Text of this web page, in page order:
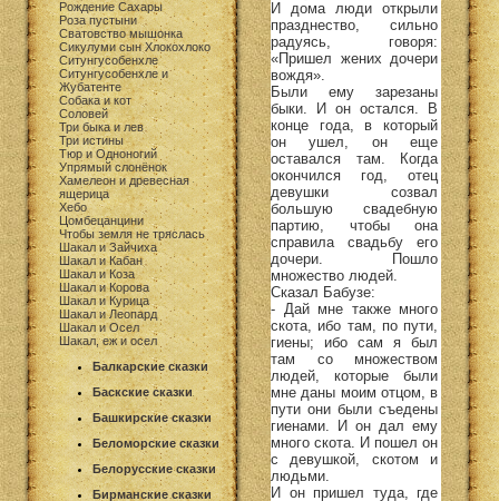
Рождение Сахары
Роза пустыни
Сватовство мышонка
Сикулуми сын Хлокохлоко
Ситунгусобенхле
Ситунгусобенхле и
Жубатенте
Собака и кот
Соловей
Три быка и лев
Три истины
Тюр и Одноногий
Упрямый слонёнок
Хамелеон и древесная
ящерица
Хебо
Цомбецанцини
Чтобы земля не тряслась
Шакал и Зайчиха
Шакал и Кабан
Шакал и Коза
Шакал и Корова
Шакал и Курица
Шакал и Леопард
Шакал и Осел
Шакал, еж и осел
Балкарские сказки
Баскские сказки
Башкирские сказки
Беломорские сказки
Белорусские сказки
Бирманские сказки
И дома люди открыли
празднество, сильно
радуясь, говоря:
«Пришел жених дочери
вождя».
Были ему зарезаны
быки. И он остался. В
конце года, в который
он ушел, он еще
оставался там. Когда
окончился год, отец
девушки созвал
большую свадебную
партию, чтобы она
справила свадьбу его
дочери. Пошло
множество людей.
Сказал Бабузе:
- Дай мне также много
скота, ибо там, по пути,
гиены; ибо сам я был
там со множеством
людей, которые были
мне даны моим отцом, в
пути они были съедены
гиенами. И он дал ему
много скота. И пошел он
с девушкой, скотом и
людьми.
И он пришел туда, где